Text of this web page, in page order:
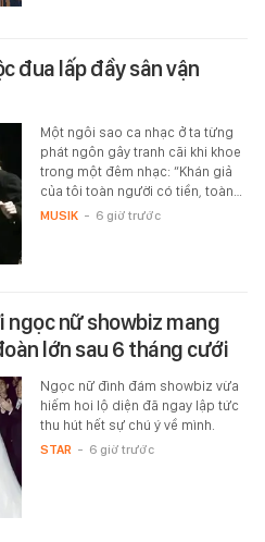
đua lấp đầy sân vận
Một ngôi sao ca nhạc ở ta từng
phát ngôn gây tranh cãi khi khoe
trong một đêm nhạc: “Khán giả
của tôi toàn người có tiền, toàn…
MUSIK - 6 giờ trước
ngọc nữ showbiz mang
lớn sau 6 tháng cưới
Ngọc nữ đình đám showbiz vừa
hiếm hoi lộ diện đã ngay lập tức
thu hút hết sự chú ý về mình.
STAR - 6 giờ trước